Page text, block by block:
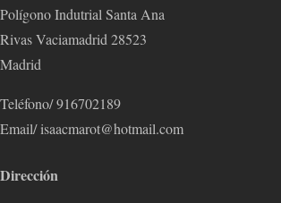
Polígono Indutrial Santa Ana
Rivas Vaciamadrid 28523
Madrid
Teléfono/ 916702189
Email/ isaacmarot@hotmail.com
Dirección